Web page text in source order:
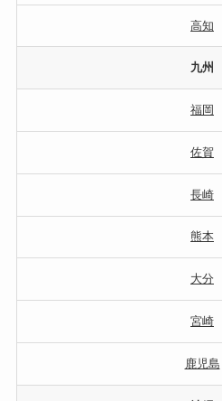
高知
九州
福岡
佐賀
長崎
熊本
大分
宮崎
鹿児島